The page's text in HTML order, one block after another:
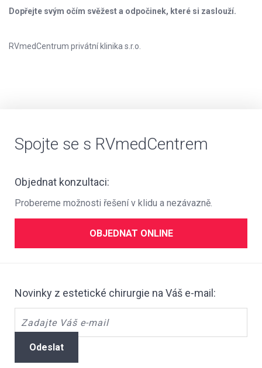
Dopřejte svým očím svěžest a odpočinek, které si zaslouží.
RVmedCentrum privátní klinika s.r.o.
Spojte se s RVmedCentrem
Objednat konzultaci:
Probereme možnosti řešení v klidu a nezávazně.
OBJEDNAT ONLINE
Novinky z estetické chirurgie na Váš e-mail:
Odeslat